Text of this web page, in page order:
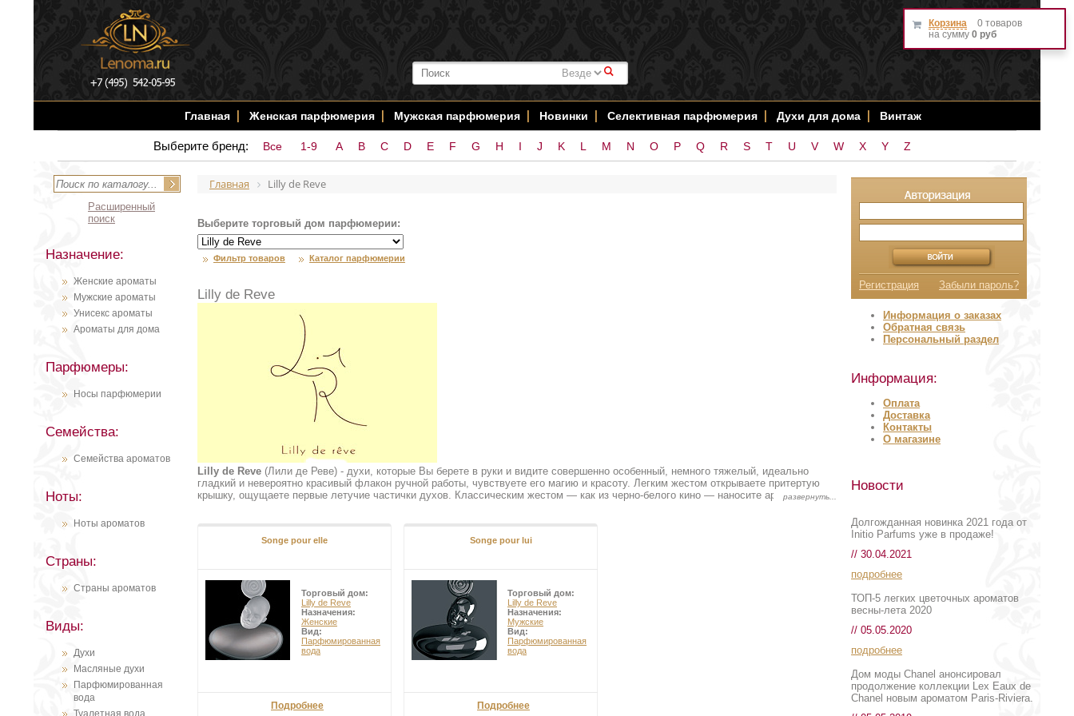
#
Главная Женская парфюмерия Мужская парфюмерия Новинки Селективная парфюмерия Духи для дома Винтаж
Выберите бренд: Все 1-9 A B C D E F G H I J K L M N O P Q R S T U V W X Y Z
Расширенный
поиск
Назначение:
Женские ароматы
Мужские ароматы
Унисекс ароматы
Ароматы для дома
Парфюмеры:
Носы парфюмерии
Семейства:
Семейства ароматов
Ноты:
Ноты ароматов
Страны:
Страны ароматов
Виды:
Духи
Масляные духи
Парфюмированная
вода
Туалетная вода
Главная Lilly de Reve
Выберите торговый дом парфюмерии:
Фильтр товаров Каталог парфюмерии
Lilly de Reve
Lilly de Reve (Лили де Реве) - духи, которые Вы берете в руки и видите совершенно особенный, немного тяжелый, идеально
гладкий и невероятно красивый флакон ручной работы, чувствуете его магию и красоту. Легким жестом открываете притертую
крышку, ощущаете первые летучие частички духов. Классическим жестом — как из черно-белого кино — наносите аромат на
Songe pour elle
Торговый дом:
Lilly de Reve
Назначения:
Женские
Вид:
Парфюмированная
вода
Подробнее
Songe pour lui
Торговый дом:
Lilly de Reve
Назначения:
Мужские
Вид:
Парфюмированная
вода
Подробнее
Корзина
0 товаров
на сумму 0 руб
Регистрация Забыли пароль?
Информация о заказах
Обратная связь
Персональный раздел
Информация:
Оплата
Доставка
Контакты
О магазине
Новости
Долгожданная новинка 2021 года от
Initio Parfums уже в продаже!
// 30.04.2021
подробнее
ТОП-5 легких цветочных ароматов
весны-лета 2020
// 05.05.2020
подробнее
Дом моды Chanel анонсировал
продолжение коллекции Lex Eaux de
Chanel новым ароматом Paris-Riviera.